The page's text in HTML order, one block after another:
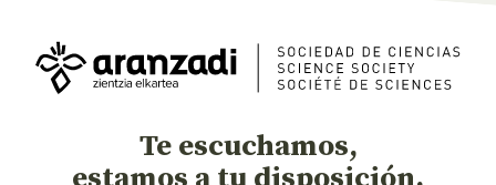
Te escuchamos,